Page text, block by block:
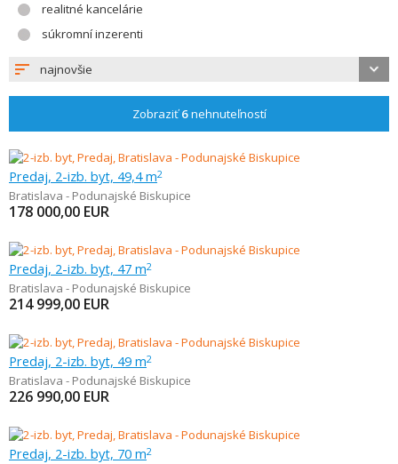
realitné kancelárie
súkromní inzerenti
najnovšie
Zobraziť6nehnuteľností
Predaj, 2-izb. byt, 49,4 m2
Bratislava - Podunajské Biskupice
178 000,00 EUR
Predaj, 2-izb. byt, 47 m2
Bratislava - Podunajské Biskupice
214 999,00 EUR
Predaj, 2-izb. byt, 49 m2
Bratislava - Podunajské Biskupice
226 990,00 EUR
Predaj, 2-izb. byt, 70 m2